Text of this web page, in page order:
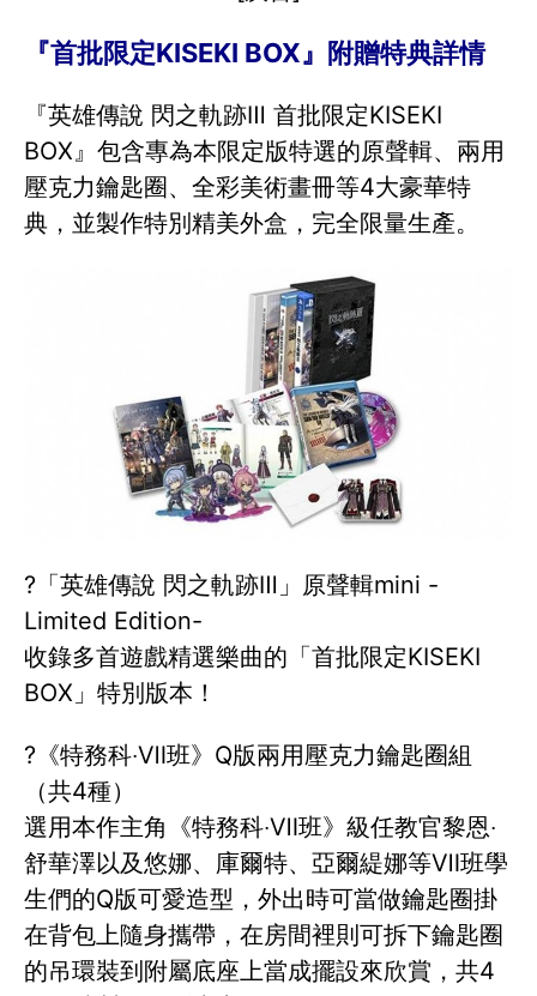
『首批限定KISEKI BOX』附贈特典詳情
『英雄傳說 閃之軌跡Ⅲ 首批限定KISEKI
BOX』包含專為本限定版特選的原聲輯、兩用
壓克力鑰匙圈、全彩美術畫冊等4大豪華特
典，並製作特別精美外盒，完全限量生產。
?「英雄傳說 閃之軌跡Ⅲ」原聲輯mini -
Limited Edition-
收錄多首遊戲精選樂曲的「首批限定KISEKI
BOX」特別版本！
?《特務科‧Ⅶ班》Q版兩用壓克力鑰匙圈組
（共4種）
選用本作主角《特務科‧Ⅶ班》級任教官黎恩‧
舒華澤以及悠娜、庫爾特、亞爾緹娜等Ⅶ班學
生們的Q版可愛造型，外出時可當做鑰匙圈掛
在背包上隨身攜帶，在房間裡則可拆下鑰匙圈
的吊環裝到附屬底座上當成擺設來欣賞，共4